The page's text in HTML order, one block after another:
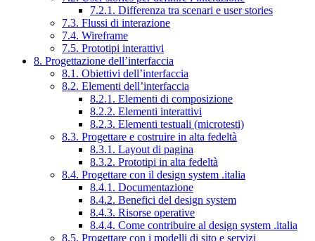
7.2.1. Differenza tra scenari e user stories
7.3. Flussi di interazione
7.4. Wireframe
7.5. Prototipi interattivi
8. Progettazione dell’interfaccia
8.1. Obiettivi dell’interfaccia
8.2. Elementi dell’interfaccia
8.2.1. Elementi di composizione
8.2.2. Elementi interattivi
8.2.3. Elementi testuali (microtesti)
8.3. Progettare e costruire in alta fedeltà
8.3.1. Layout di pagina
8.3.2. Prototipi in alta fedeltà
8.4. Progettare con il design system .italia
8.4.1. Documentazione
8.4.2. Benefici del design system
8.4.3. Risorse operative
8.4.4. Come contribuire al design system .italia
8.5. Progettare con i modelli di sito e servizi